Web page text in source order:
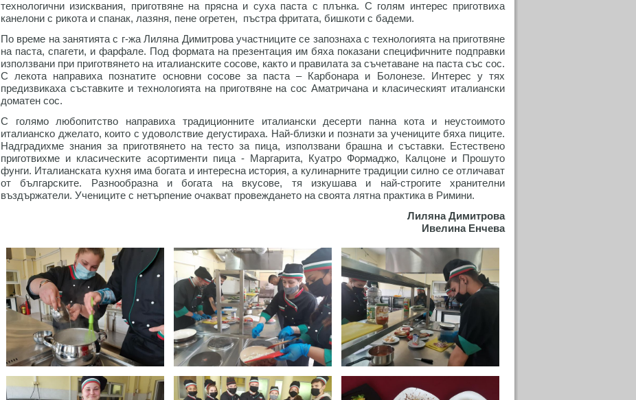
технологични изисквания, приготвяне на прясна и суха паста с плънка. С голям интерес приготвиха
канелони с рикота и спанак, лазяня, пене огретен, пъстра фритата, бишкоти с бадеми.
По време на занятията с г-жа Лиляна Димитрова участниците се запознаха с технологията на приготвяне
на паста, спагети, и фарфале. Под формата на презентация им бяха показани специфичните подправки
използвани при приготвянето на италианските сосове, както и правилата за съчетаване на паста със сос.
С лекота направиха познатите основни сосове за паста – Карбонара и Болонезе. Интерес у тях
предизвикаха съставките и технологията на приготвяне на сос Аматричана и класическият италиански
доматен сос.
С голямо любопитство направиха традиционните италиански десерти панна кота и неустоимото
италианско джелато, които с удоволствие дегустираха. Най-близки и познати за учениците бяха пиците.
Надградихме знания за приготвянето на тесто за пица, използвани брашна и съставки. Естествено
приготвихме и класическите асортименти пица - Маргарита, Куатро Формаджо, Калцоне и Прошуто
фунги. Италианската кухня има богата и интересна история, а кулинарните традиции силно се отличават
от българските. Разнообразна и богата на вкусове, тя изкушава и най-строгите хранителни
въздържатели. Учениците с нетърпение очакват провеждането на своята лятна практика в Римини.
Лиляна Димитрова
Ивелина Енчева